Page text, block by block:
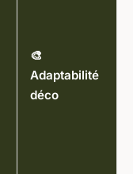
🎨
Adaptabilité
déco